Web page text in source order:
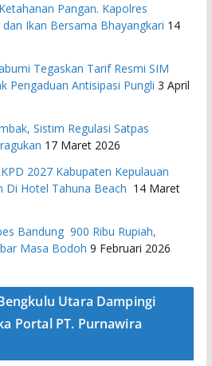
Pangan. Kapolres
Ikan Bersama Bhayangkari 14
Tegaskan Tarif Resmi SIM
Pengaduan Antisipasi Pungli 3 April
Sistim Regulasi Satpas
17 Maret 2026
2027 ​Kabupaten Kepulauan
Di Hotel Tahuna Beach 14 Maret
Bandung 900 Ribu Rupiah,
Masa Bodoh 9 Februari 2026
Utara Dampingi
Portal PT. Purnawira